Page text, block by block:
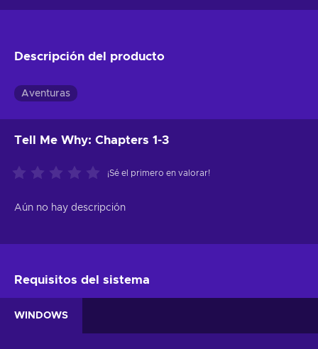
Descripción del producto
Aventuras
Tell Me Why: Chapters 1-3
¡Sé el primero en valorar!
Aún no hay descripción
Requisitos del sistema
WINDOWS